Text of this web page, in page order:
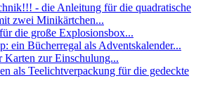
- die Anleitung für die quadratische
zwei Minikärtchen...
die große Explosionsbox...
ein Bücherregal als Adventskalender...
Karten zur Einschulung...
als Teelichtverpackung für die gedeckte